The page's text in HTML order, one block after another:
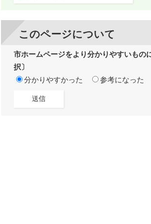
このページについて
市ホームページをより分かりやすいもの
択〕
分かりやすかった
参考になった